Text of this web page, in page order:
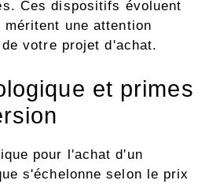
Ces dispositifs évoluent
méritent une attention
votre projet d'achat.
et primes
pour l'achat d'un
s'échelonne selon le prix